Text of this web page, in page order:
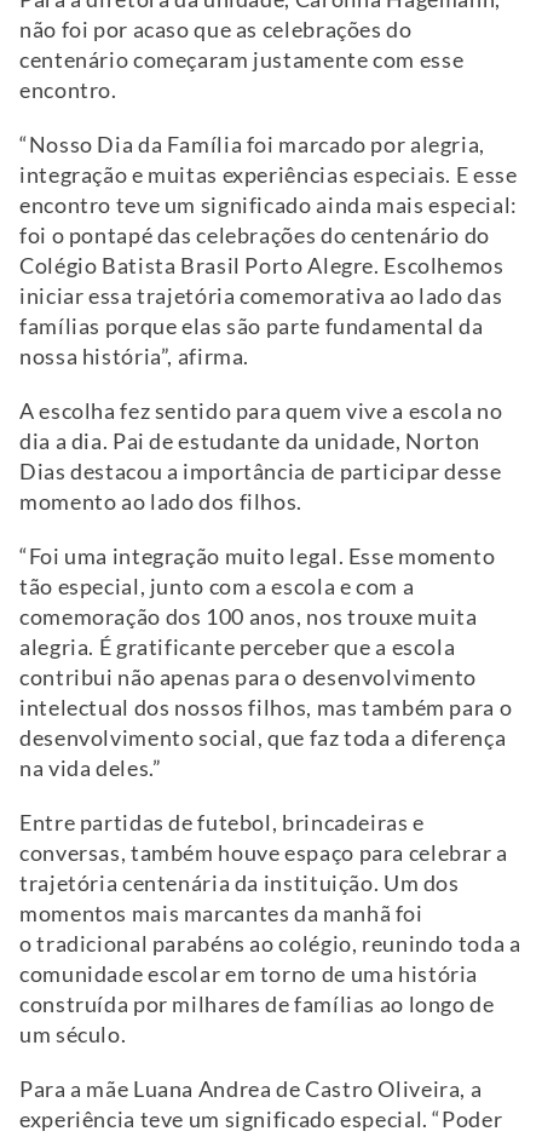
não foi por acaso que as celebrações do
centenário começaram justamente com esse
encontro.
“Nosso Dia da Família foi marcado por alegria,
integração e muitas experiências especiais. E esse
encontro teve um significado ainda mais especial:
foi o pontapé das celebrações do centenário do
Colégio Batista Brasil Porto Alegre. Escolhemos
iniciar essa trajetória comemorativa ao lado das
famílias porque elas são parte fundamental da
nossa história”, afirma.
A escolha fez sentido para quem vive a escola no
dia a dia. Pai de estudante da unidade, Norton
Dias destacou a importância de participar desse
momento ao lado dos filhos.
“Foi uma integração muito legal. Esse momento
tão especial, junto com a escola e com a
comemoração dos 100 anos, nos trouxe muita
alegria. É gratificante perceber que a escola
contribui não apenas para o desenvolvimento
intelectual dos nossos filhos, mas também para o
desenvolvimento social, que faz toda a diferença
na vida deles.”
Entre partidas de futebol, brincadeiras e
conversas, também houve espaço para celebrar a
trajetória centenária da instituição. Um dos
momentos mais marcantes da manhã foi
o tradicional parabéns ao colégio, reunindo toda a
comunidade escolar em torno de uma história
construída por milhares de famílias ao longo de
um século.
Para a mãe Luana Andrea de Castro Oliveira, a
experiência teve um significado especial. “Poder